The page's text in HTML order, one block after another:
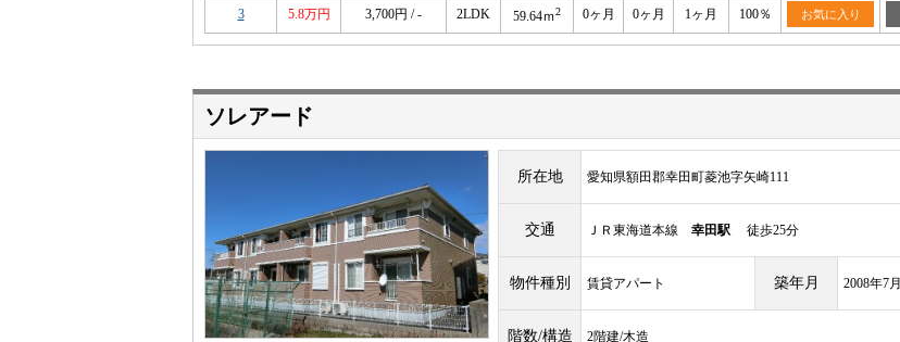
3 5.8万円 3,700円 / - 2LDK 59.64ｍ2 0ヶ月 0ヶ月 1ヶ月 100％ お気に入り
ソレアード
所在地 愛知県額田郡幸田町菱池字矢崎111
交通 ＪＲ東海道本線 幸田駅 徒歩25分
物件種別 賃貸アパート 築年月 2008年7月
階数/構造 2階建/木造